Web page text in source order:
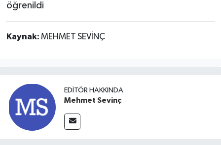
öğrenildi
Kaynak: MEHMET SEVİNÇ
EDITÖR HAKKINDA
Mehmet Sevinç